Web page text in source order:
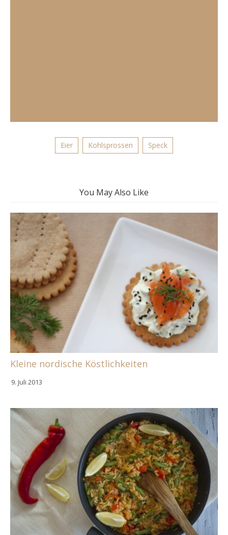
Eier Kohlsprossen Speck
You May Also Like
Kleine nordische Köstlichkeiten
9. Juli 2013